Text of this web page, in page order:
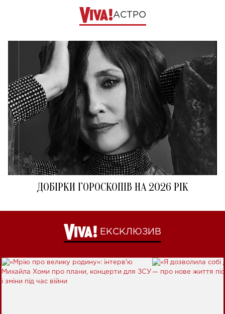
АСТРО
ДОБІРКИ ГОРОСКОПІВ НА 2026 РІК
ЕКСКЛЮЗИВ